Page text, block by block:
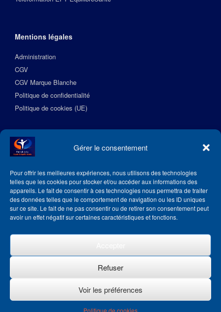
Gérer le consentement
Pour offrir les meilleures expériences, nous utilisons des technologies
telles que les cookies pour stocker et/ou accéder aux informations des
appareils. Le fait de consentir à ces technologies nous permettra de traiter
des données telles que le comportement de navigation ou les ID uniques
sur ce site. Le fait de ne pas consentir ou de retirer son consentement peut
avoir un effet négatif sur certaines caractéristiques et fonctions.
Refuser
Voir les préférences
Politique de cookies
Mentions légales
Administration
CGV
CGV Marque Blanche
Politique de confidentialité
Politique de cookies (UE)
Suivez l’Académie EquilibreSante
Theme bySiteOrigin